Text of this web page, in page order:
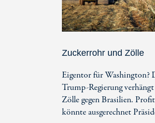
Zuckerrohr und Zölle
Eigentor für Washington?
Trump-Regierung
Zölle gegen Brasilien.
könnte ausgerechnet